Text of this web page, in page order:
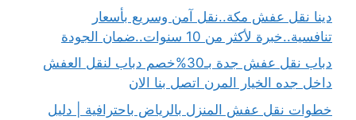
دينا نقل عفش مكة..نقل آمن وسريع بأسعار
تنافسية..خبرة لأكثر من 10 سنوات..ضمان الجودة
دباب نقل عفش جدة بـ30%خصم دباب لنقل العفش
داخل جده الخيار المرن اتصل بنا الان
خطوات نقل عفش المنزل بالرياض باحترافية | دليل